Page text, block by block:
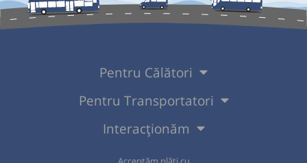
Pentru Călători
Pentru Transportatori
Interacționăm